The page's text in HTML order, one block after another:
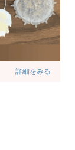
詳細をみる